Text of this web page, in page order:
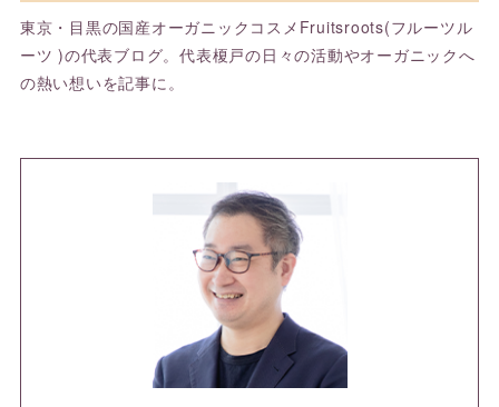
東京・目黒の国産オーガニックコスメFruitsroots(フルーツル
ーツ )の代表ブログ。代表榎戸の日々の活動やオーガニックへ
の熱い想いを記事に。